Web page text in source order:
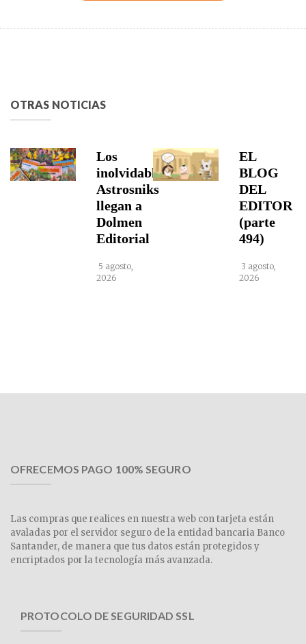
OTRAS NOTICIAS
Los
inolvidables
Astrosniks
llegan a
Dolmen
Editorial
5 agosto,
2026
EL
BLOG
DEL
EDITOR
(parte
494)
3 agosto,
2026
OFRECEMOS PAGO 100% SEGURO
Las compras que realices en nuestra web con tarjeta están
avaladas por el servidor seguro de la entidad bancaria Banco
Santander, de manera que tus datos están protegidos y
encriptados por la tecnología más avanzada.
PROTOCOLO DE SEGURIDAD SSL